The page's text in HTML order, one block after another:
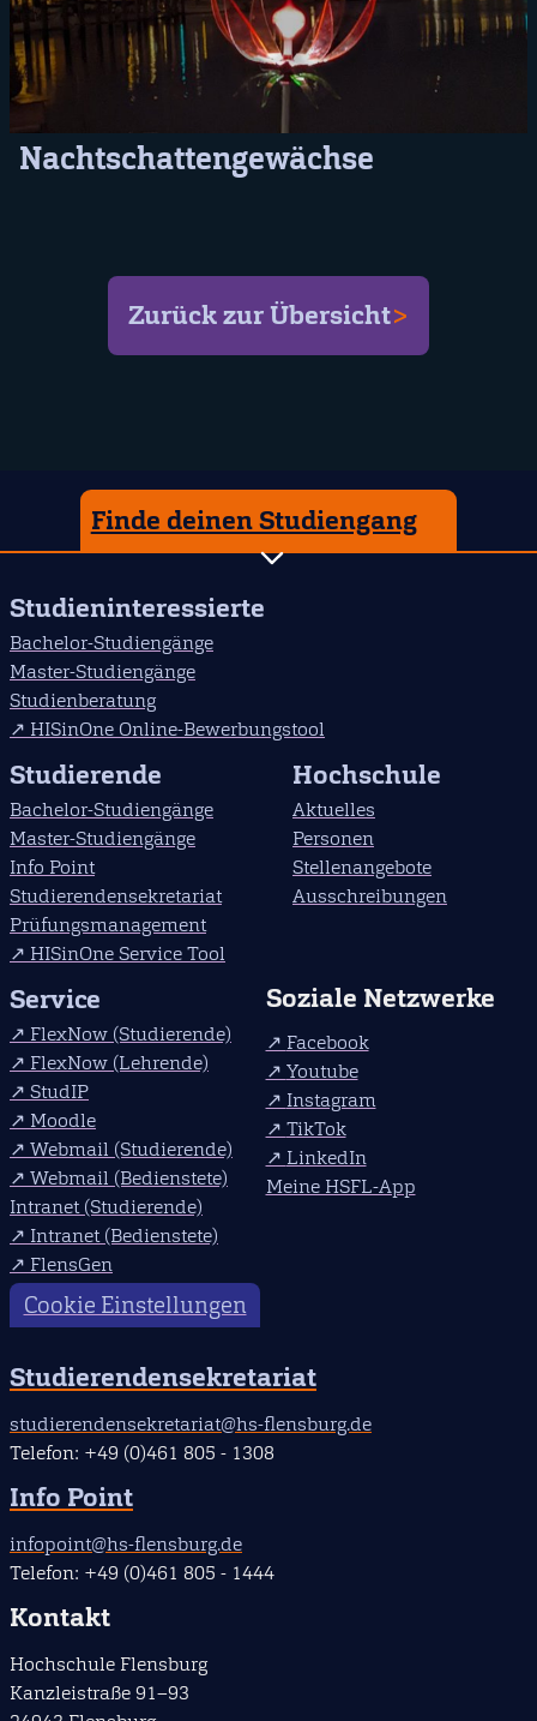
Nachtschattengewächse
Zurück zur Übersicht
Finde deinen Studiengang
Studieninteressierte
Bachelor-Studiengänge
Master-Studiengänge
Studienberatung
HISinOne Online-Bewerbungstool
Studierende
Bachelor-Studiengänge
Master-Studiengänge
Info Point
Studierendensekretariat
Prüfungsmanagement
HISinOne Service Tool
Hochschule
Aktuelles
Personen
Stellenangebote
Ausschreibungen
Service
FlexNow (Studierende)
FlexNow (Lehrende)
StudIP
Moodle
Webmail (Studierende)
Webmail (Bedienstete)
Intranet (Studierende)
Intranet (Bedienstete)
FlensGen
Soziale Netzwerke
Facebook
Youtube
Instagram
TikTok
LinkedIn
Meine HSFL-App
Cookie Einstellungen
Studierendensekretariat
studierendensekretariat@hs-flensburg.de
Telefon: +49 (0)461 805 - 1308
Info Point
infopoint@hs-flensburg.de
Telefon: +49 (0)461 805 - 1444
Kontakt
Hochschule Flensburg
Kanzleistraße 91–93